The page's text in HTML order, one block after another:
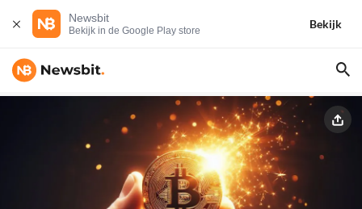
Newsbit
Bekijk in de Google Play store
Bekijk